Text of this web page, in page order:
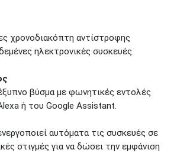
χρονοδιακόπτη αντίστροφης
ηλεκτρονικές συσκευές.
βύσμα με φωνητικές εντολές
ή του Google Assistant.
αυτόματα τις συσκευές σε
στιγμές για να δώσει την εμφάνιση